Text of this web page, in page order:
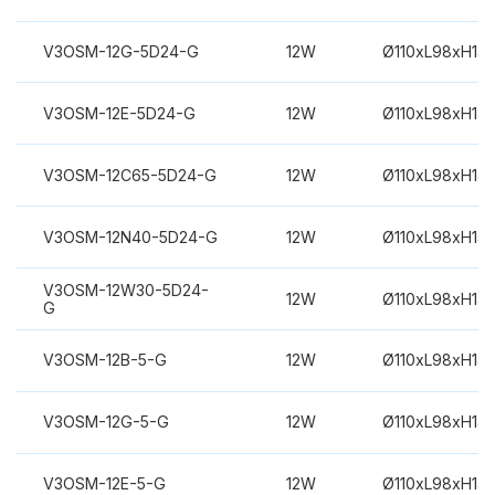
V3OSM-12G-5D24-G 12W
V3OSM-12E-5D24-G 12W
V3OSM-12C65-5D24-G 12W
V3OSM-12N40-5D24-G 12W
V3OSM-12W30-5D24-
G
12W
V3OSM-12B-5-G 12W
V3OSM-12G-5-G 12W
V3OSM-12E-5-G 12W